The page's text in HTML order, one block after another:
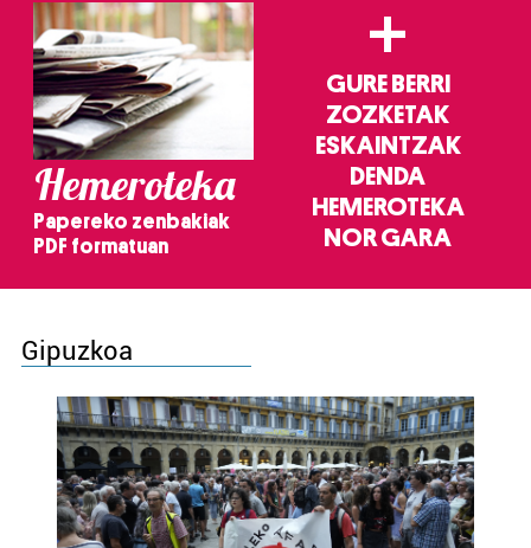
Hemeroteka
Papereko zenbakiak
PDF formatuan
+
GURE BERRI
ZOZKETAK
ESKAINTZAK
DENDA
HEMEROTEKA
NOR GARA
Gipuzkoa